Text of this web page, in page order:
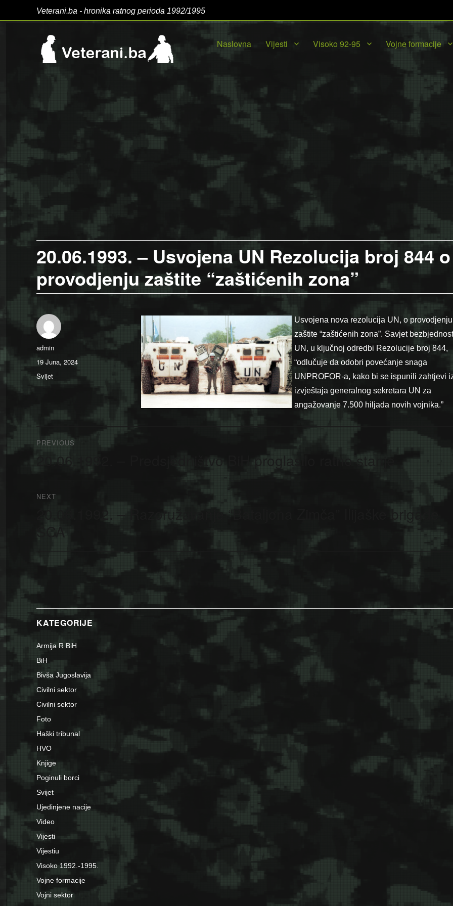
Veterani.ba - hronika ratnog perioda 1992/1995
Naslovna Vijesti Visoko 92-95 Vojne formacije
20.06.1993. – Usvojena UN Rezolucija broj 844 o
provodjenju zaštite “zaštićenih zona”
Usvojena nova rezolucija UN, o provodjenju
zaštite “zaštićenih zona”. Savjet
UN, u ključnoj odredbi Rezolucije broj 844,
“odlučuje da odobri povećanje snaga
UNPROFOR-a, kako bi se ispunili zahtjevi
izvještaja generalnog sekretara UN za
angažovanje 7.500 hiljada novih vojnika.”
Author
admin
Posted
on
19 Juna, 2024
Categories
Svijet
Navigacija
članaka
PREVIOUS
Previous
20.06.1992. – Predsjedništvo BiH proglasilo ratno stanje
NEXT
20.06.1992. – Razoružavanje “Bataljona Zimča” Ilijaške brigade
SCA
KATEGORIJE
Armija R BiH
BiH
Bivša Jugoslavija
Civilni sektor
Civilni sektor
Foto
Haški tribunal
HVO
Knjige
Poginuli borci
Svijet
Ujedinjene nacije
Video
Vijesti
Vijestiu
Visoko 1992.-1995.
Vojne formacije
Vojni sektor